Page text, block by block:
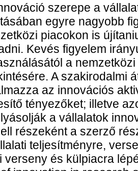
szerepe a
egyre nagyobb
piacokon is
Kevés figyelem
a
A szakirodalmi
az innovációs
tényezőket; illetve
a vállalatok
részeként a szerző
teljesítményre,
verseny és külpiacra